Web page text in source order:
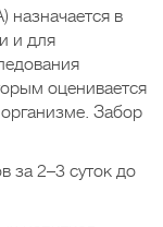
в
и для
оценивается
Забор
за 2–3 суток до